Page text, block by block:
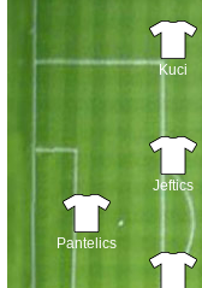
Pantelics
Kuci
Jeftics